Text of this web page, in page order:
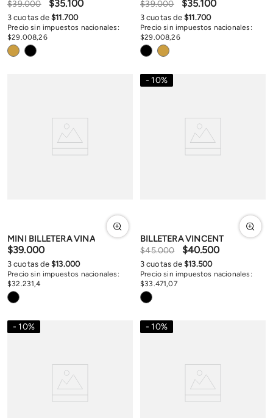
$39.000 $35.100
Precio sin impuestos nacionales:
$29.008,26
3 cuotas de$11.700
$39.000 $35.100
Precio sin impuestos nacionales:
$29.008,26
3 cuotas de$11.700
MINI BILLETERA VINA
$39.000
Precio sin impuestos nacionales:
$32.231,4
3 cuotas de$13.000
10%
BILLETERA VINCENT
$45.000 $40.500
Precio sin impuestos nacionales:
$33.471,07
3 cuotas de$13.500
10% 10%